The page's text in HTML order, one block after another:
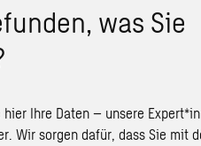
was Sie
hier Ihre Daten – unsere
Wir sorgen dafür, dass Sie mit